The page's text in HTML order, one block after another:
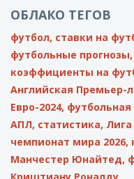
ОБЛАКО ТЕГОВ
футбол, ставки на
футбольные прогнозы,
коэффициенты на
Английская Премьер-
Евро-2024, футбольная
АПЛ, статистика,
чемпионат мира 2026,
Манчестер Юнайтед,